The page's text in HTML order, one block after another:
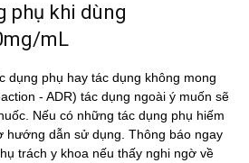
phụ khi dùng
mL
dụng phụ hay tác dụng không mong
- ADR) tác dụng ngoài ý muốn sẽ
Nếu có những tác dụng phụ hiếm
hướng dẫn sử dụng. Thông báo ngay
trách y khoa nếu thấy nghi ngờ về